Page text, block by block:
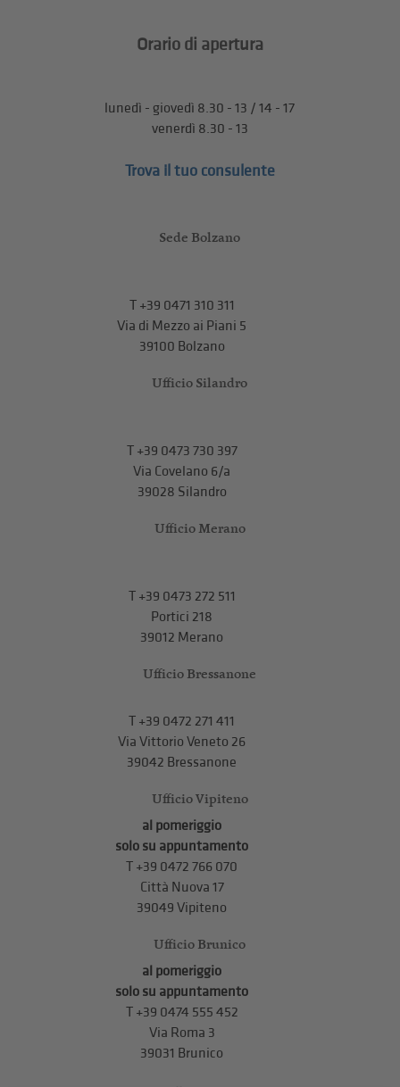
Orario di apertura
lunedì - giovedì 8.30 - 13 / 14 - 17
venerdì 8.30 - 13
Trova il tuo consulente
Sede Bolzano
T+39 0471 310 311
Via di Mezzo ai Piani 5
39100 Bolzano
Ufficio Silandro
T+39 0473 730 397
Via Covelano 6/a
39028 Silandro
Ufficio Merano
T+39 0473 272 511
Portici 218
39012 Merano
Ufficio Bressanone
T +39 0472 271 411
Via Vittorio Veneto 26
39042 Bressanone
Ufficio Vipiteno
al pomeriggio
solo su appuntamento
T +39 0472 766 070
Città Nuova 17
39049 Vipiteno
Ufficio Brunico
al pomeriggio
solo su appuntamento
T+39 0474 555 452
Via Roma 3
39031 Brunico